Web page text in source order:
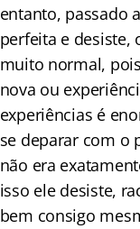
entanto, passado
perfeita e desiste,
muito normal,
nova ou
experiências é
se deparar com o
não era
isso ele desiste,
bem consigo